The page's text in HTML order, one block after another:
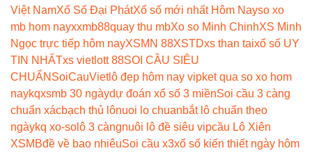
Việt NamXổ Số Đại PhátXổ số mới nhất Hôm Nayso xo
mb hom nayxxmb88quay thu mbXo so Minh ChinhXS Minh
Ngọc trực tiếp hôm nayXSMN 88XSTDxs than taixổ số UY
TIN NHẤTxs vietlott 88SOI CẦU SIÊU
CHUẨN SoiCauVietlô đẹp hôm nay vipket qua so xo hom
naykqxsmb 30 ngàydự đoán xổ số 3 miềnSoi cầu 3 càng
chuẩn xácbạch thủ lônuoi lo chuanbắt lô chuẩn theo
ngàykq xo-so lô 3 càngnuôi lô đề siêu vipcầu Lô Xiên
XSMBđề về bao nhiêuSoi cầu x3xổ số kiến thiết ngày hôm